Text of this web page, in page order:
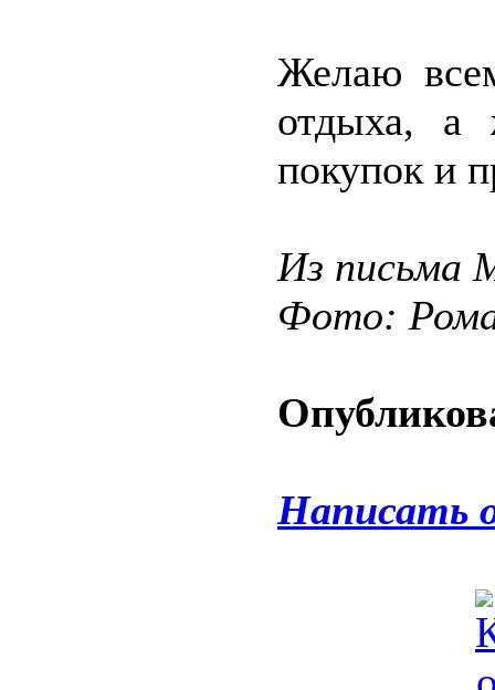
Желаю
отдыха, а
покупок и
Из письма
Фото:
Написать